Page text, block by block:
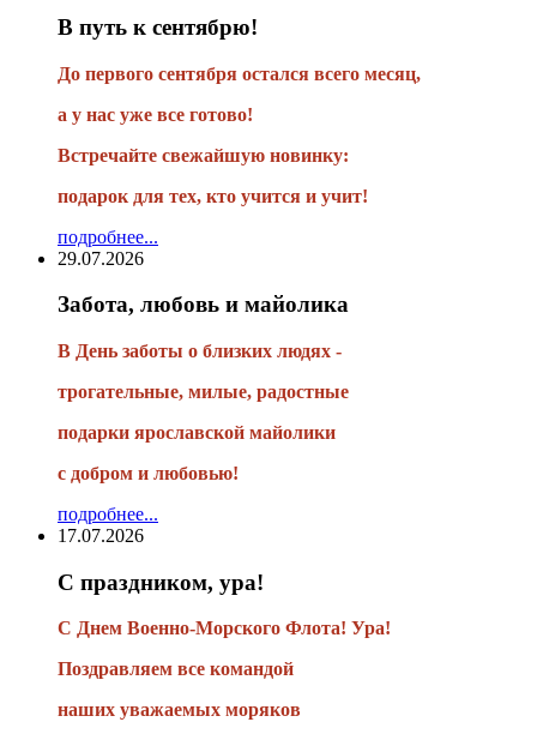
В путь к сентябрю!
До первого сентября остался всего месяц,
а у нас уже все готово!
Встречайте свежайшую новинку:
подарок для тех, кто учится и учит!
подробнее...
29.07.2026
Забота, любовь и майолика
В День заботы о близких людях -
трогательные, милые, радостные
подарки ярославской майолики
с добром и любовью!
подробнее...
17.07.2026
С праздником, ура!
С Днем Военно-Морского Флота! Ура!
Поздравляем все командой
наших уважаемых моряков